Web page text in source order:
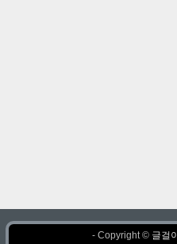
- Copyright © 글걸이